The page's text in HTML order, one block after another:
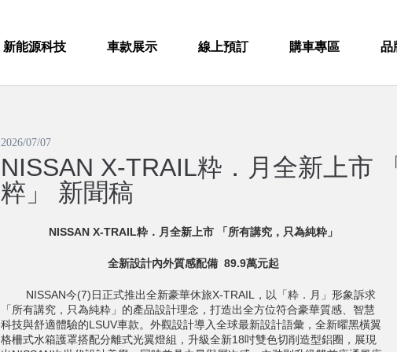
新能源科技 車款展示 線上預訂 購車專區 品
2026/07/07
NISSAN X-TRAIL粋．月全新上市
粹」 新聞稿
NISSAN X-TRAIL粋． 月全新上市 「所有講究， 只為純粋」
全新設計內外質感配備 89.9萬元起
NISSAN今(7)日正式推出全新豪華休旅X-TRAIL，以「粋．月」形象訴求
「所有講究，只為純粋」的產品設計理念，打造出全方位符合豪華質感、智慧
科技與舒適體驗的LSUV車款。外觀設計導入全球最新設計語彙，全新曜黑橫翼
格柵式水箱護罩搭配分離式光翼燈組，升級全新18吋雙色切削造型鋁圈，展現